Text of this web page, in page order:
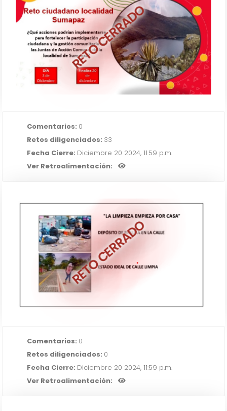
RETO CERRADO
Fortaleciendo la Participación en
Sumapaz
IR AL RETO
Comentarios: 0
Retos diligenciados: 33
Fecha Cierre: Diciembre 20 2024, 11:59 p.m.
Ver Retroalimentación:
RETO CERRADO
“UNA LOCALIDAD LIMPIA”
IR AL RETO
Comentarios: 0
Retos diligenciados: 0
Fecha Cierre: Diciembre 20 2024, 11:59 p.m.
Ver Retroalimentación: